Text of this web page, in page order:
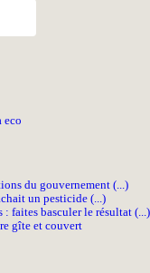
du gouvernement (...)
un pesticide (...)
faites basculer le résultat (...)
gîte et couvert